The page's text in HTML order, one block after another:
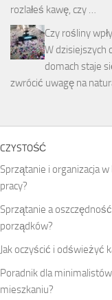
rozlałeś kawę, czy …
Czy rośliny
W dzisiejszych
domach staje
zwrócić uwagę na
CZYSTOŚĆ
Sprzątanie i organizacja
pracy?
Sprzątanie a
porządków?
Jak oczyścić i odświeżyć
Poradnik dla
mieszkaniu?